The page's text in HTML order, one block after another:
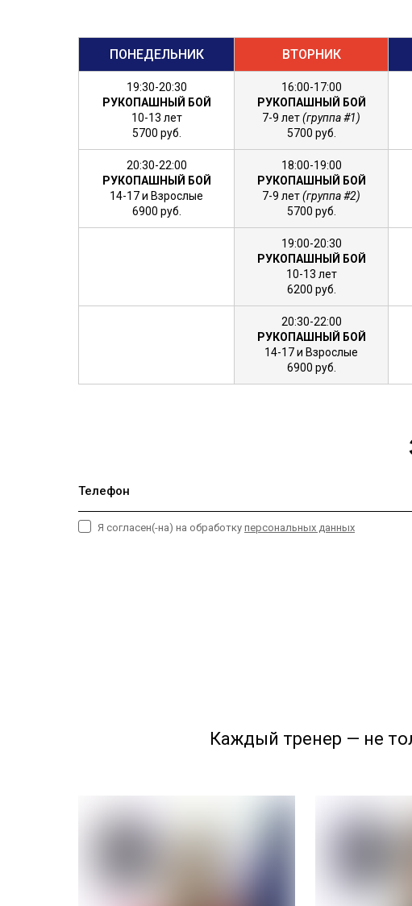
ПОНЕДЕЛЬНИК ВТОРНИК
19:30-20:30
РУКОПАШНЫЙ БОЙ
10-13 лет
5700 руб.
16:00-17:00
РУКОПАШНЫЙ БОЙ
7-9 лет(группа #1)
5700 руб.
20:30-22:00
РУКОПАШНЫЙ БОЙ
14-17 и Взрослые
6900 руб.
18:00-19:00
РУКОПАШНЫЙ БОЙ
7-9 лет(группа #2)
5700 руб.
19:00-20:30
РУКОПАШНЫЙ БОЙ
10-13 лет
6200 руб.
20:30-22:00
РУКОПАШНЫЙ БОЙ
14-17 и Взрослые
6900 руб.
Телефон
Я согласен(-на) на обработку персональных данных
Каждый тренер — не